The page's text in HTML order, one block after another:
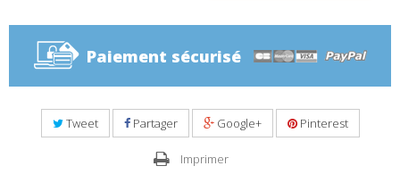
Paiement sécurisé
Tweet Partager Google+ Pinterest
Imprimer